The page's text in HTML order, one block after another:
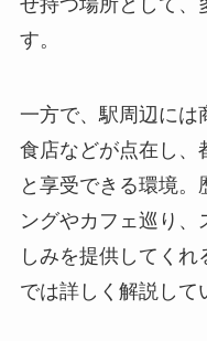
せ持つ場所として、
す。
一方で、駅周辺には
食店などが点在し、
と享受できる環境
ングやカフェ巡り、
しみを提供してく
では詳しく解説して